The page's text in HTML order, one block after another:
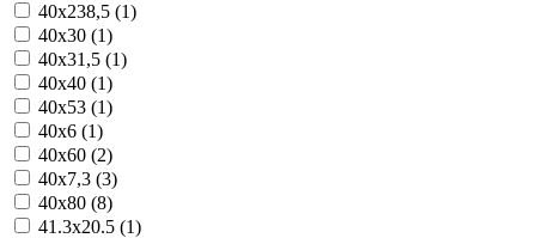
40x238,5 (1)
40x30 (1)
40x31,5 (1)
40x40 (1)
40x53 (1)
40x6 (1)
40x60 (2)
40x7,3 (3)
40x80 (8)
41.3x20.5 (1)